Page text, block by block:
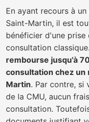
En ayant recours à
Saint-Martin, il est
bénéficier d'une prise
consultation
rembourse jusqu'à
consultation chez un
Martin. Par contre, si
de la CMU, aucun
consultation.